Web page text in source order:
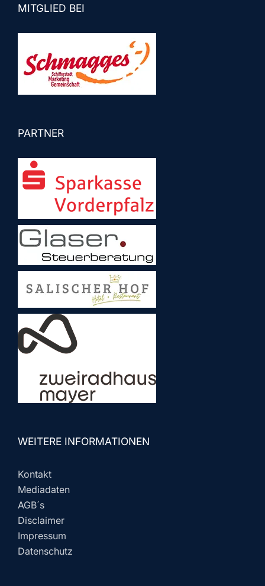
MITGLIED BEI
PARTNER
WEITERE INFORMATIONEN
Kontakt
Mediadaten
AGB´s
Disclaimer
Impressum
Datenschutz